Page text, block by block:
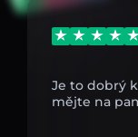
Je to dobrý
mějte na